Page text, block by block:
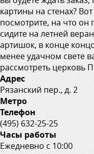
картины на стенах?
посмотрите, на что
сидите на летней
артишок, в конце
менее удачном свете
рассмотреть церковь
Адрес
Рязанский пер., д. 2
Метро
Телефон
(495) 632-25-25
Часы работы
Ежедневно с 10:00